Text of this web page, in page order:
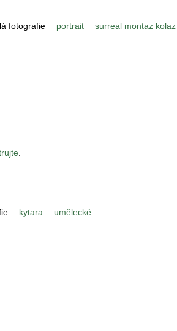
fotografie portrait
surreal montaz
.
kytara
umělecké